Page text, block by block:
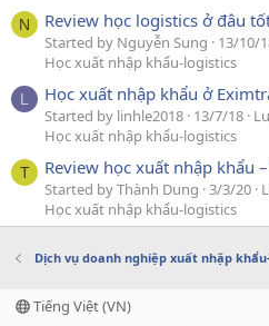
N Review học logistics ở đâu
Started by Nguyễn Sung 13/10/
Học xuất nhập khẩu-logistics
L Học xuất nhập khẩu ở
Started by linhle2018 13/7/18
Học xuất nhập khẩu-logistics
T Review học xuất nhập khẩu
Started by Thành Dung 3/3/20
Học xuất nhập khẩu-logistics
Dịch vụ doanh nghiệp xuất nhập
Tiếng Việt (VN)